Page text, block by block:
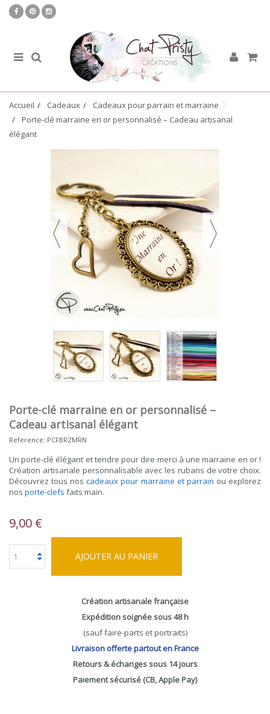
Accueil Cadeaux
Cadeaux pour parrain et marraine
Porte-clé marraine en or personnalisé – Cadeau artisanal
élégant
Porte-clé marraine en or personnalisé –
Cadeau artisanal élégant
Reference: PCFBRZMRN
Un porte-clé élégant et tendre pour dire merci à une marraine en or !
Création artisanale personnalisable avec les rubans de votre choix.
Découvrez tous noscadeaux pour marraine et parrain ou explorez
nos porte-clefs faits main.
9,00 €
AJOUTER AU PANIER
Création artisanale française
Expédition soignée sous 48 h
(sauf faire-parts et portraits)
Livraison offerte partout en France
Retours & échanges sous 14 jours
Paiement sécurisé (CB, Apple Pay)